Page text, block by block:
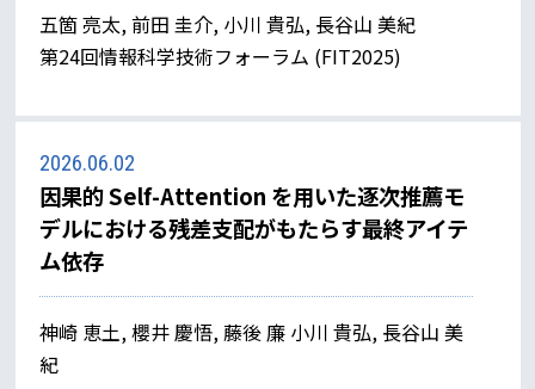
五箇 亮太, 前田 圭介, 小川 貴弘, 長谷山 美紀
第24回情報科学技術フォーラム (FIT2025)
2026.06.02
因果的 Self-Attention を用いた逐次推薦モ
デルにおける残差支配がもたらす最終アイテ
ム依存
神崎 恵土, 櫻井 慶悟, 藤後 廉 小川 貴弘, 長谷山 美
紀